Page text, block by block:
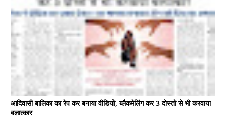
आदिवासी बालिका का रेप कर बनाया वीडियो, ब्लैकमेलिंग कर 3 दोस्तो से भी करवाया
बलात्कार